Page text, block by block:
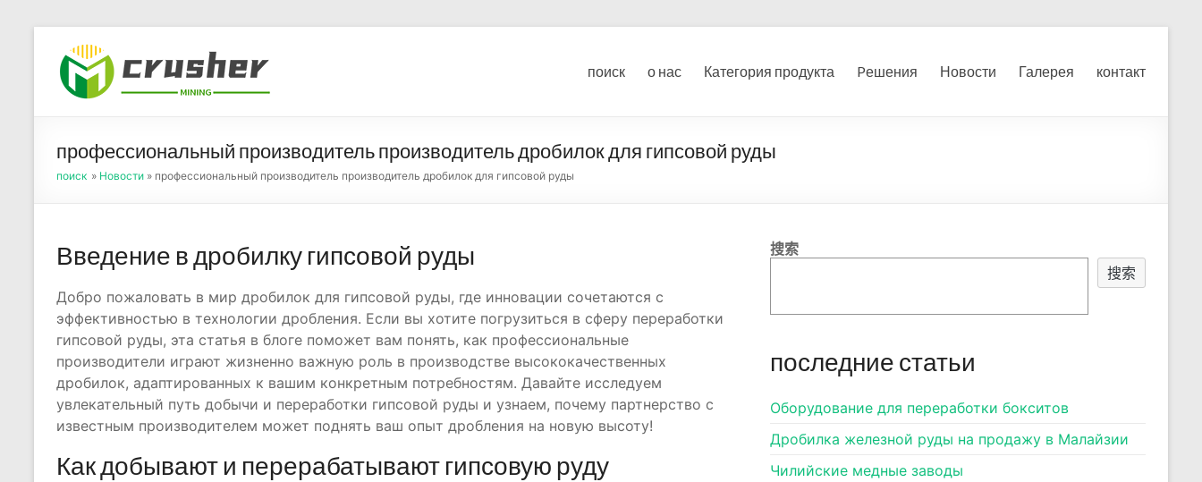
content
Оборудование для дробления угля, измельчения печного
поиск о нас Категория продукта Pешения Новости Галерея контакт
профессиональный производитель производитель дробилок для гипсовой руды
поиск » Новости » профессиональный производитель производитель дробилок для гипсовой руды
Введение в дробилку гипсовой руды
Добро пожаловать в мир дробилок для гипсовой руды, где инновации сочетаются с
эффективностью в технологии дробления. Если вы хотите погрузиться в сферу переработки
гипсовой руды, эта статья в блоге поможет вам понять, как профессиональные
производители играют жизненно важную роль в производстве высококачественных
дробилок, адаптированных к вашим конкретным потребностям. Давайте исследуем
увлекательный путь добычи и переработки гипсовой руды и узнаем, почему партнерство с
известным производителем может поднять ваш опыт дробления на новую высоту!
Как добывают и перерабатывают гипсовую руду
搜索
搜索
последние статьи
Оборудование для переработки бокситов
Дробилка железной руды на продажу в Малайзии
Чилийские медные заводы